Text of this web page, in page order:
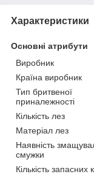
Характеристики
Основні атрибути
Виробник
Країна виробник
Тип бритвеної
приналежності
Кількість лез
Матеріал лез
Наявність
смужки
Кількість запасних